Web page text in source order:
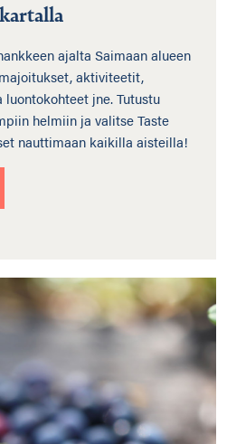
ajalta Saimaan alueen
aktiviteetit,
jne. Tutustu
helmiin ja valitse Taste
nauttimaan kaikilla aisteilla!